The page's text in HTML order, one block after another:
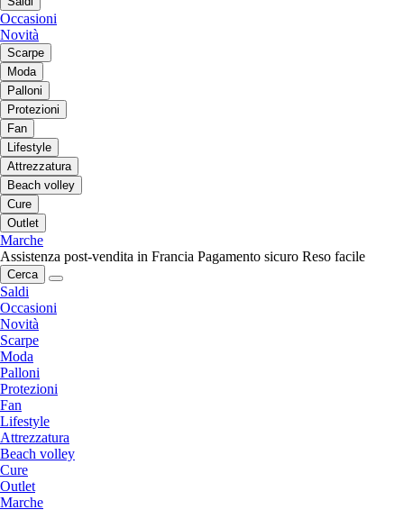
Occasioni
Novità
Scarpe
Moda
Palloni
Protezioni
Fan
Lifestyle
Attrezzatura
Beach volley
Cure
Outlet
Marche
Assistenza post-vendita in Francia Pagamento sicuro Reso facile
Cerca
Saldi
Occasioni
Novità
Scarpe
Moda
Palloni
Protezioni
Fan
Lifestyle
Attrezzatura
Beach volley
Cure
Outlet
Marche